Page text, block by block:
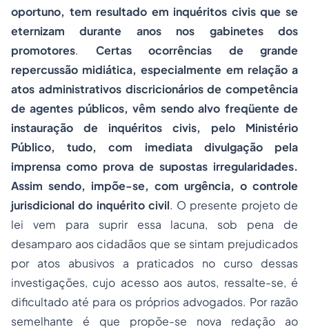
oportuno, tem resultado em inquéritos civis que se
eternizam durante anos nos gabinetes dos
promotores. Certas ocorrências de grande
repercussão midiática, especialmente em relação a
atos administrativosdiscricionários de competência
de agentes públicos, vêm sendo alvo freqüente de
instauração de inquéritos civis, pelo Ministério
Público, tudo, com imediata divulgação pela
imprensa como prova de supostas irregularidades.
Assim sendo, impõe-se, com urgência, o controle
jurisdicional do inquérito civil. O presente projeto de
lei vem para suprir essa lacuna, sob pena de
desamparo aos cidadãos que se sintam prejudicados
por atos abusivos a praticados no curso dessas
investigações, cujo acesso aos autos, ressalte-se, é
dificultado até para os próprios advogados. Por razão
semelhante é que propõe-se nova redação ao